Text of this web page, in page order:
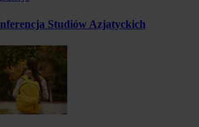
Studiów Azjatyckich